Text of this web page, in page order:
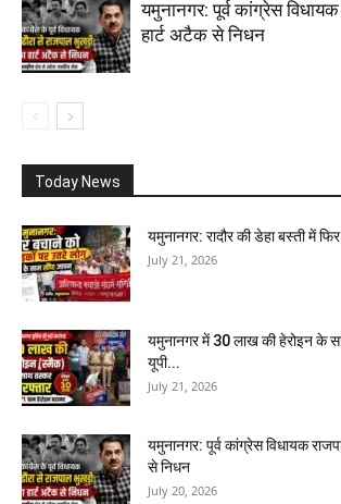
यमुनानगर: पूर्व कांग्रेस
हार्ट अटैक से निधन
Today News
यमुनानगर: रादौर की डेहा बस्ती में
July 21, 2026
यमुनानगर में 30 लाख की हेरोइन के
यूपी...
July 21, 2026
यमुनानगर: पूर्व कांग्रेस विधायक
से निधन
July 20, 2026